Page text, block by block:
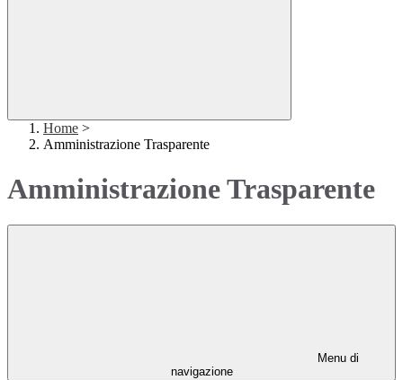
Home >
Amministrazione Trasparente
Amministrazione Trasparente
Menu di
navigazione